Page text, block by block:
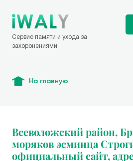
Сервис памяти и ухода за
захоронениями
На главную
Всеволожский район,
моряков эсминца
официальный сайт,